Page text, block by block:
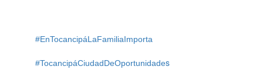
#EnTocancipáLaFamiliaImporta
#TocancipáCiudadDeOportunidades